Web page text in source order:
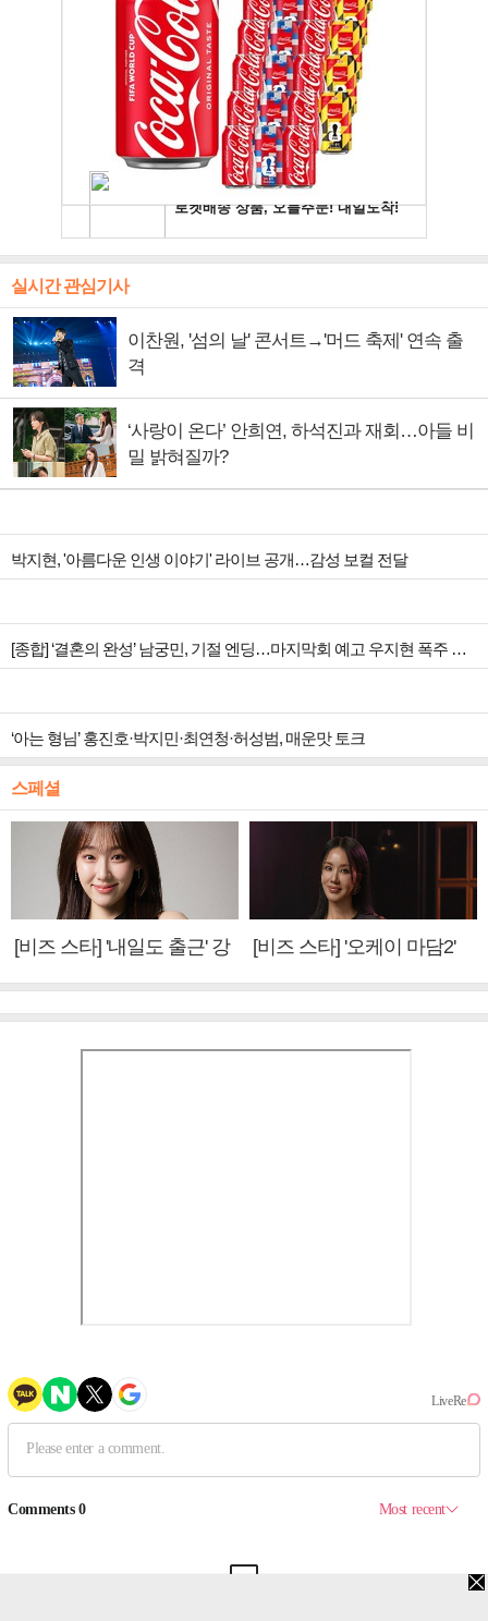
실시간 관심기사
이찬원, '섬의 날' 콘서트→'머드 축제' 연속 출
격
‘사랑이 온다’ 안희연, 하석진과 재회…아들 비
밀 밝혀질까?
박지현, '아름다운 인생 이야기' 라이브 공개…감성 보컬 전달
[종합] ‘결혼의 완성’ 남궁민, 기절 엔딩…마지막회 예고 우지현 폭주 결말은?
‘아는 형님’ 홍진호·박지민·최연청·허성범, 매운맛 토크
스페셜
[비즈 스타] '내일도 출근' 강
[비즈 스타] '오케이 마담2'